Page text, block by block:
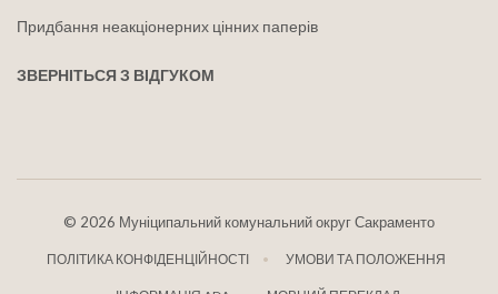
Придбання неакціонерних цінних паперів
ЗВЕРНІТЬСЯ З ВІДГУКОМ
© 2026 Муніципальний комунальний округ Сакраменто
ПОЛІТИКА КОНФІДЕНЦІЙНОСТІ УМОВИ ТА ПОЛОЖЕННЯ